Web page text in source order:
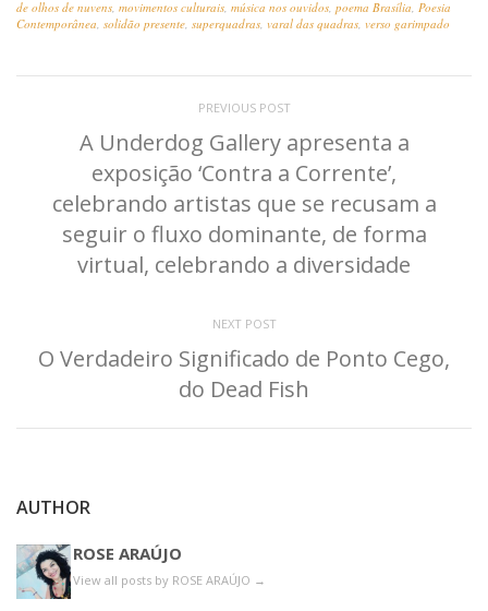
de olhos de nuvens, movimentos culturais, música nos ouvidos, poema Brasília, Poesia
Contemporânea, solidão presente, superquadras, varal das quadras, verso garimpado
PREVIOUS POST
A Underdog Gallery apresenta a
exposição ‘Contra a Corrente’,
celebrando artistas que se recusam a
seguir o fluxo dominante, de forma
virtual, celebrando a diversidade
NEXT POST
O Verdadeiro Significado de Ponto Cego,
do Dead Fish
AUTHOR
ROSE ARAÚJO
View all posts by ROSE ARAÚJO →